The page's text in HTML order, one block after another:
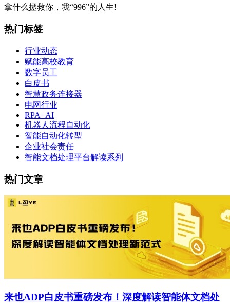
拿什么拯救你，我“996”的人生!
热门标签
行业动态
赋能高校教育
数字员工
白皮书
智慧政务连接器
电网行业
RPA+AI
机器人流程自动化
智能自动化转型
企业社会责任
智能文档处理平台解读系列
热门文章
来也ADP白皮书重磅发布！深度解读智能体文档处